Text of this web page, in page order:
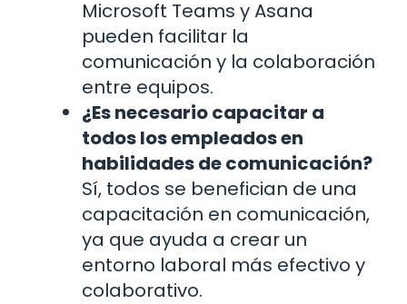
Microsoft Teams y Asana
pueden facilitar la
comunicación y la colaboración
entre equipos.
¿Es necesario capacitar a
todos los empleados en
habilidades de comunicación?
Sí, todos se benefician de una
capacitación en comunicación,
ya que ayuda a crear un
entorno laboral más efectivo y
colaborativo.